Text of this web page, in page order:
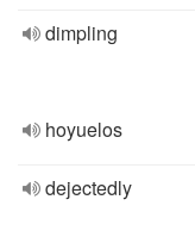
dimpling
hoyuelos
dejectedly